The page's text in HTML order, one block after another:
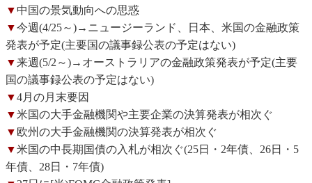
▼ 中国の景気動向への思惑
▼今週(4/25～)→ニュージーランド、日本、米国の金融政策
発表が予定(主要国の議事録公表の予定はない)
▼来週(5/2～)→オーストラリアの金融政策発表が予定(主要
国の議事録公表の予定はない)
▼4月の月末要因
▼米国の大手金融機関や主要企業の決算発表が相次ぐ
▼ 欧州の大手金融機関の決算発表が相次ぐ
▼米国の中長期国債の入札が相次ぐ(25日・2年債、26日・5
年債、28日・7年債)